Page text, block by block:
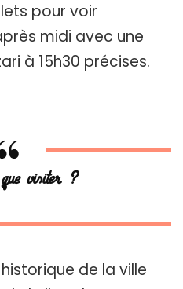
pour voir
midi avec une
à 15h30 précises.
visiter ?
de la ville